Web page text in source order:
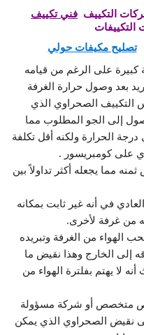
التكييف فني تكييف
تصليح مكيفات حولي
كبيرة على الرغم من قيامه
بعد وصول حرارة الغرفة
التكييف الصحراوي الذي
إلى الجو المطلوب مما
الحرارة ولكنه أقل تكلفة
على كومبريسور .
مما يجعله أكثر تداولاً بين
في أنه غير ثابت بمكانه
من غرفة لأخرى.
الهواء من الغرفة وتبريده
إلى الخارج وهذا نقيض ما
لا يهتم بفلترة الهواء من
شخص متخصص أو شركة مسؤولة
نقيض الصحراوي الذي يمكن